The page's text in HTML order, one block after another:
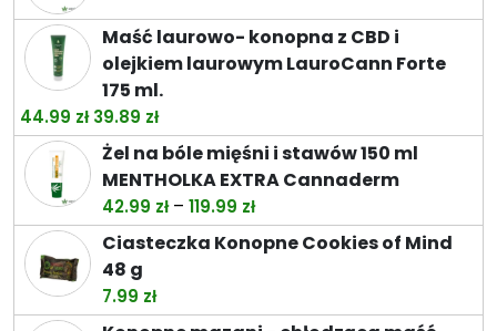
do
74.49 zł
Maść laurowo- konopna z CBD i
olejkiem laurowym LauroCann Forte
175 ml.
44.99 zł Pierwotna
cena
wynosiła:
44.99 zł.
39.89 złAktualna
cena
wynosi:
39.89 zł.
Żel na bóle mięśni i stawów 150 ml
MENTHOLKA EXTRA Cannaderm
42.99 zł – 119.99 złZakres
cen:
od
do
Ciasteczka Konopne Cookies of Mind
48 g
7.99 zł